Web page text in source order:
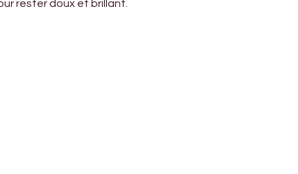
rester doux et brillant.